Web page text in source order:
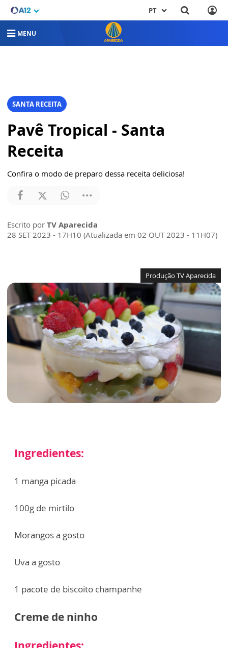
PT
MENU
SANTA RECEITA
Pavê Tropical - Santa
Receita
Confira o modo de preparo dessa receita deliciosa!
Escrito por TV Aparecida
28 SET 2023 - 17H10 (Atualizada em 02 OUT 2023 - 11H07)
Produção TV Aparecida
Ingredientes:
1 manga picada
100g de mirtilo
Morangos a gosto
Uva a gosto
1 pacote de biscoito champanhe
Creme de ninho